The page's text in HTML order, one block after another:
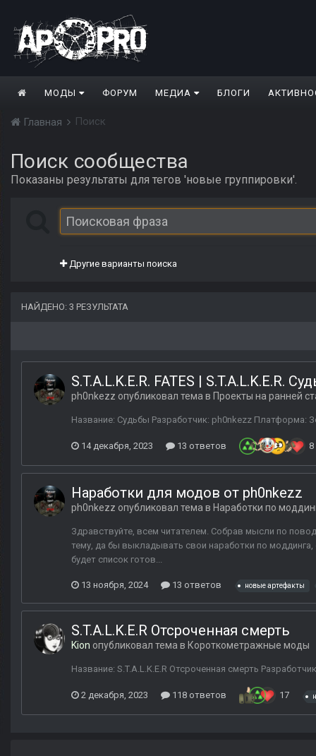
МОДЫ ФОРУМ МЕДИА БЛОГИ
Главная Поиск
Поиск сообщества
Показаны результаты для тегов 'новые группировки'.
Другие варианты поиска
НАЙДЕНО: 3 РЕЗУЛЬТАТА
S.T.A.L.K.E.R. FATES | S.T.A.L.K.E.R.
ph0nkezz опубликовал тема в Проекты на ранней
Название: Судьбы Разработчик: ph0nkezz Платформа:
14 декабря, 2023 13 ответов 8
Наработки для модов от ph0nkezz
ph0nkezz опубликовал тема в Наработки по
Здравствуйте, всем читателем. Собрав мысли по
тему, да бы выкладывать свои наработки по
будет список готов...
13 ноября, 2024 13 ответов новые артефакты
S.T.A.L.K.E.R Отсроченная смерть
Kion опубликовал тема в Короткометражные моды
Название: S.T.A.L.K.E.R Отсроченная смерть
2 декабря, 2023 118 ответов 17